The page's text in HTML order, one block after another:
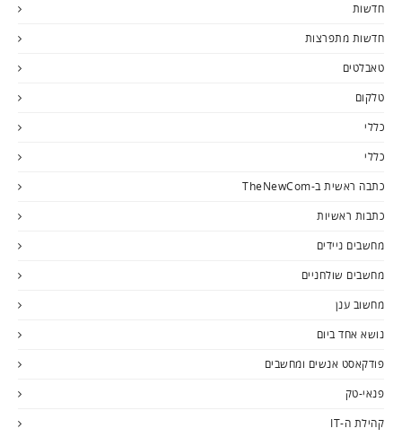
חדשות
חדשות מתפרצות
טאבלטים
טלקום
כללי
כללי
כתבה ראשית ב-TheNewCom
כתבות ראשיות
מחשבים ניידים
מחשבים שולחניים
מחשוב ענן
נושא אחד ביום
פודקאסט אנשים ומחשבים
פנאי-טק
קהילת ה-IT